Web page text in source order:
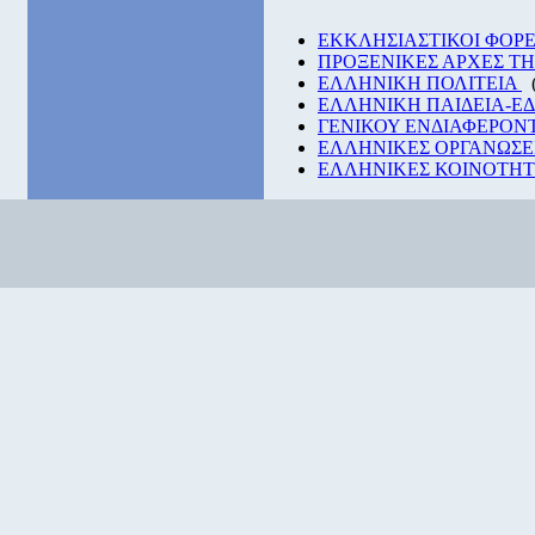
EKKΛΗΣΙΑΣΤΙΚΟΙ
ΠΡΟΞΕΝΙΚΕΣ ΑΡΧΕΣ
ΕΛΛΗΝΙΚΗ ΠΟΛΙΤΕΙΑ
ΕΛΛΗΝΙΚΗ ΠΑΙΔΕΙΑ-
ΓΕΝΙΚΟΥ
ΕΛΛΗΝΙΚΕΣ
ΕΛΛΗΝΙΚΕΣ